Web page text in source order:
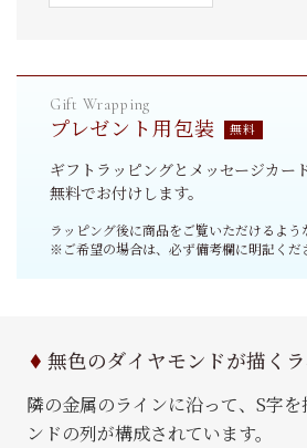
プレゼント用包装
ギフトラッピングとメッセージカー
無料でお付けします。
ラッピング後に商品をご覧いただけるよう
※ご希望の場合は、必ず備考欄に明記くだ
無色のダイヤモンドが描く
隣の金属のラインに沿って、S字
ンドの列が構成されています。